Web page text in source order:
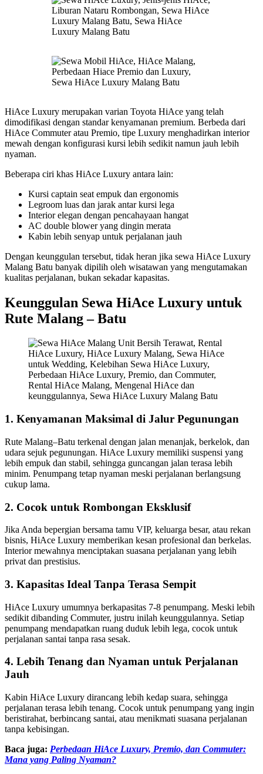
HiAce Luxury merupakan varian Toyota HiAce yang telah
dimodifikasi dengan standar kenyamanan premium. Berbeda dari
HiAce Commuter atau Premio, tipe Luxury menghadirkan interior
mewah dengan konfigurasi kursi lebih sedikit namun jauh lebih
nyaman.
Beberapa ciri khas HiAce Luxury antara lain:
Kursi captain seat empuk dan ergonomis
Legroom luas dan jarak antar kursi lega
Interior elegan dengan pencahayaan hangat
AC double blower yang dingin merata
Kabin lebih senyap untuk perjalanan jauh
Dengan keunggulan tersebut, tidak heran jika sewa HiAce Luxury
Malang Batu banyak dipilih oleh wisatawan yang mengutamakan
kualitas perjalanan, bukan sekadar kapasitas.
Keunggulan Sewa HiAce Luxury untuk
Rute Malang – Batu
1. Kenyamanan Maksimal di Jalur Pegunungan
Rute Malang–Batu terkenal dengan jalan menanjak, berkelok, dan
udara sejuk pegunungan. HiAce Luxury memiliki suspensi yang
lebih empuk dan stabil, sehingga guncangan jalan terasa lebih
minim. Penumpang tetap nyaman meski perjalanan berlangsung
cukup lama.
2. Cocok untuk Rombongan Eksklusif
Jika Anda bepergian bersama tamu VIP, keluarga besar, atau rekan
bisnis, HiAce Luxury memberikan kesan profesional dan berkelas.
Interior mewahnya menciptakan suasana perjalanan yang lebih
privat dan prestisius.
3. Kapasitas Ideal Tanpa Terasa Sempit
HiAce Luxury umumnya berkapasitas 7-8 penumpang. Meski lebih
sedikit dibanding Commuter, justru inilah keunggulannya. Setiap
penumpang mendapatkan ruang duduk lebih lega, cocok untuk
perjalanan santai tanpa rasa sesak.
4. Lebih Tenang dan Nyaman untuk Perjalanan
Jauh
Kabin HiAce Luxury dirancang lebih kedap suara, sehingga
perjalanan terasa lebih tenang. Cocok untuk penumpang yang ingin
beristirahat, berbincang santai, atau menikmati suasana perjalanan
tanpa kebisingan.
Baca juga: Perbedaan HiAce Luxury, Premio, dan Commuter:
Mana yang Paling Nyaman?